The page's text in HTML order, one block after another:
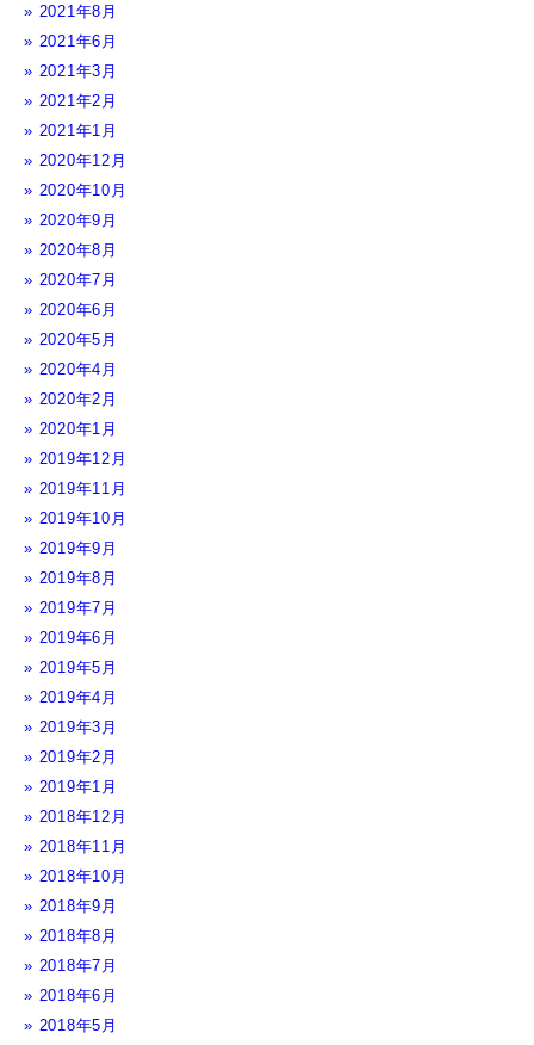
2021年8月
2021年6月
2021年3月
2021年2月
2021年1月
2020年12月
2020年10月
2020年9月
2020年8月
2020年7月
2020年6月
2020年5月
2020年4月
2020年2月
2020年1月
2019年12月
2019年11月
2019年10月
2019年9月
2019年8月
2019年7月
2019年6月
2019年5月
2019年4月
2019年3月
2019年2月
2019年1月
2018年12月
2018年11月
2018年10月
2018年9月
2018年8月
2018年7月
2018年6月
2018年5月